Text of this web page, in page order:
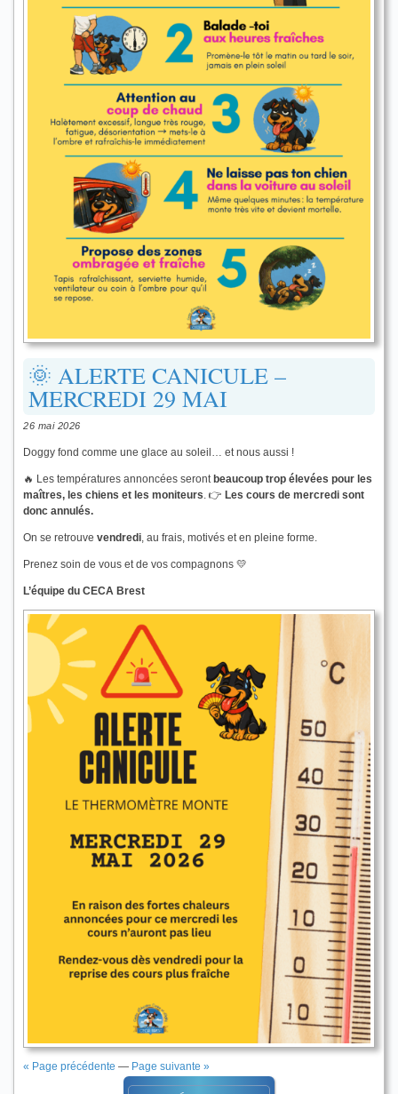
🌞 ALERTE CANICULE –
MERCREDI 29 MAI
26 mai 2026
Doggy fond comme une glace au soleil… et nous aussi !
🔥 Les températures annoncées seront beaucoup trop élevées pour les
maîtres, les chiens et les moniteurs. 👉 Les cours de mercredi sont
donc annulés.
On se retrouve vendredi, au frais, motivés et en pleine forme.
Prenez soin de vous et de vos compagnons 💛
L’équipe du CECA Brest
« Page précédente — Page suivante »